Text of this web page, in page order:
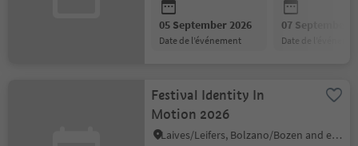
05 September 2026
date de l’événement
07 September
date de
Festival Identity In
Motion 2026
Laives/Leifers, Bolzano/Bozen and environs